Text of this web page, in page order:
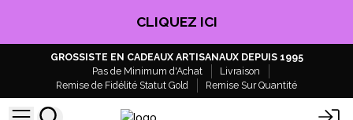
CLIQUEZ ICI
GROSSISTE EN CADEAUX ARTISANAUX DEPUIS 1995
Pas de Minimum d'Achat
Livraison
Remise de Fidélité Statut Gold
Remise Sur Quantité